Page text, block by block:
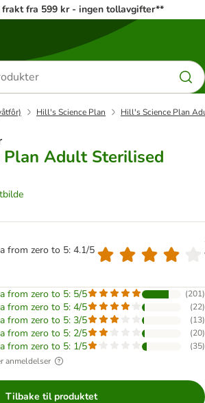
frakt fra 599 kr - ingen tollavgifter**
Hill's Science Plan Hill's Science Plan
Plan Adult Sterilised
from zero to 5: 4.1/5
from zero to 5: 5/5 (201)
from zero to 5: 4/5 (22)
from zero to 5: 3/5 (13)
from zero to 5: 2/5 (20)
from zero to 5: 1/5 (35)
anmeldelser
Tilbake til produktet